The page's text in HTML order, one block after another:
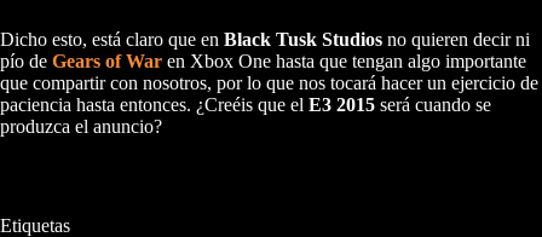
Dicho esto, está claro que en Black Tusk Studios no quieren decir ni
pío de Gears of War en Xbox One hasta que tengan algo importante
que compartir con nosotros, por lo que nos tocará hacer un ejercicio de
paciencia hasta entonces. ¿Creéis que el E3 2015 será cuando se
produzca el anuncio?
Etiquetas